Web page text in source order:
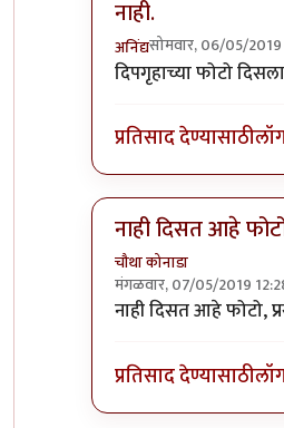
नाही.
अनिंद्यसोमवार, 06/05/2019
In reply toबरोबर
दिपगृहाच्या फोटो
प्रतिसाद देण्यासाठी
नाही दिसत आहे
चौथा कोनाडा
मंगळवार, 07/05/2019
In reply toबरोबर
नाही दिसत आहे फोटो,
प्रतिसाद देण्यासाठी